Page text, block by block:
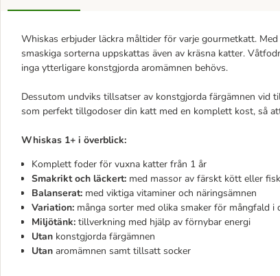
Whiskas erbjuder läckra måltider för varje gourmetkatt.
smaskiga sorterna uppskattas även av kräsna katter.
inga ytterligare konstgjorda aromämnen behövs.
Dessutom undviks tillsatser av konstgjorda färgämnen vid
som perfekt tillgodoser din katt med en komplett kost, så
Whiskas 1+ i överblick:
Komplett foder för vuxna katter från 1 år
Smakrikt och läckert: med massor av färskt kött eller fisk
Balanserat: med viktiga vitaminer och näringsämnen
Variation: många sorter med olika smaker för mångfald i
Miljötänk: tillverkning med hjälp av förnybar energi
Utan konstgjorda färgämnen
Utan aromämnen samt tillsatt socker